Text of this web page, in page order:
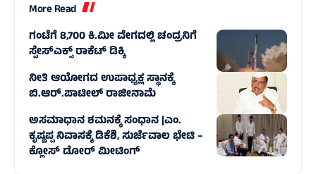
More Read
ಗಂಟೆಗೆ 8,700 ಕಿ.ಮೀ ವೇಗದಲ್ಲಿ ಚಂದ್ರನಿಗೆ
ಸ್ಪೇಸ್‌ಎಕ್ಸ್ ರಾಕೆಟ್ ಡಿಕ್ಕಿ
ನೀತಿ ಆಯೋಗದ ಉಪಾಧ್ಯಕ್ಷ ಸ್ಥಾನಕ್ಕೆ
ಬಿ.ಆರ್.ಪಾಟೀಲ್ ರಾಜೀನಾಮೆ
ಅಸಮಾಧಾನ ಶಮನಕ್ಕೆ ಸಂಧಾನ |ಎಂ.
ಕೃಷ್ಣಪ್ಪ ನಿವಾಸಕ್ಕೆ ಡಿಕೆಶಿ, ಸುರ್ಜೆವಾಲ ಭೇಟಿ –
ಕ್ಲೋಸ್ ಡೋರ್ ಮೀಟಿಂಗ್